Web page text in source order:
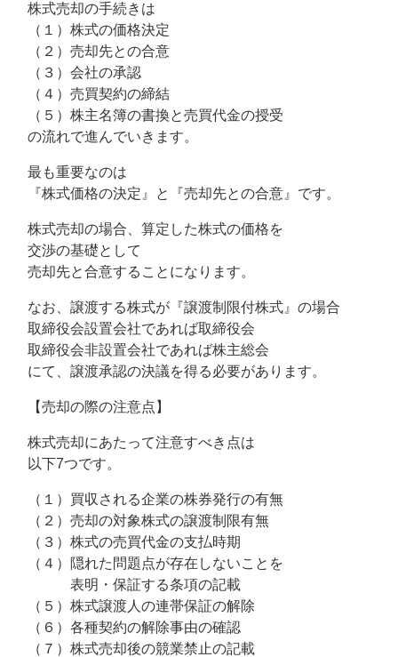
株式売却の手続きは
（１）株式の価格決定
（２）売却先との合意
（３）会社の承認
（４）売買契約の締結
（５）株主名簿の書換と売買代金の授受
の流れで進んでいきます。
最も重要なのは
『株式価格の決定』と『売却先との合意』です。
株式売却の場合、算定した株式の価格を
交渉の基礎として
売却先と合意することになります。
なお、譲渡する株式が『譲渡制限付株式』の場合
取締役会設置会社であれば取締役会
取締役会非設置会社であれば株主総会
にて、譲渡承認の決議を得る必要があります。
【売却の際の注意点】
株式売却にあたって注意すべき点は
以下7つです。
（１）買収される企業の株券発行の有無
（２）売却の対象株式の譲渡制限有無
（３）株式の売買代金の支払時期
（４）隠れた問題点が存在しないことを
表明・保証する条項の記載
（５）株式譲渡人の連帯保証の解除
（６）各種契約の解除事由の確認
（７）株式売却後の競業禁止の記載